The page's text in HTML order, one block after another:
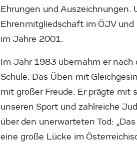
Ehrungen und Auszeichnungen.
Ehrenmitgliedschaft im ÖJV und
im Jahre 2001.
Im Jahr 1983 übernahm er
Schule. Das Üben mit
mit großer Freude. Er prägte mit
unseren Sport und zahlreiche
über den unerwarteten Tod:
eine große Lücke im